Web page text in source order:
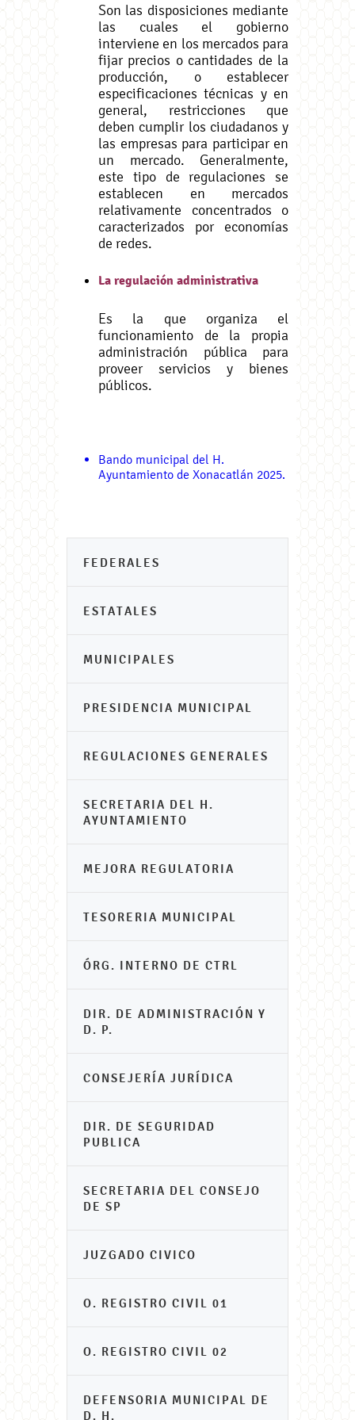
Son las disposiciones mediante
las cuales el gobierno
interviene en los mercados para
fijar precios o cantidades de la
producción, o establecer
especificaciones técnicas y en
general, restricciones que
deben cumplir los ciudadanos y
las empresas para participar en
un mercado. Generalmente,
este tipo de regulaciones se
establecen en mercados
relativamente concentrados o
caracterizados por economías
de redes.
La regulación administrativa
Es la que organiza el
funcionamiento de la propia
administración pública para
proveer servicios y bienes
públicos.
Bando municipal del H.
Ayuntamiento de Xonacatlán 2025.
FEDERALES
ESTATALES
MUNICIPALES
PRESIDENCIA MUNICIPAL
REGULACIONES GENERALES
SECRETARIA DEL H.
AYUNTAMIENTO
MEJORA REGULATORIA
TESORERIA MUNICIPAL
ÓRG. INTERNO DE CTRL
DIR. DE ADMINISTRACIÓN Y
D. P.
CONSEJERÍA JURÍDICA
DIR. DE SEGURIDAD
PUBLICA
SECRETARIA DEL CONSEJO
DE SP
JUZGADO CIVICO
O. REGISTRO CIVIL 01
O. REGISTRO CIVIL 02
DEFENSORIA MUNICIPAL DE
D. H.